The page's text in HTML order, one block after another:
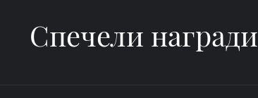
Спечели награди